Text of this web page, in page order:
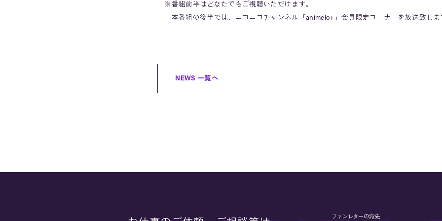
※番組前半はどなたでもご視聴いただけます。
本番組の後半では、ニコニコチャンネル「animelo+」会員限定コーナーを放送致しま
NEWS 一覧へ
ファンレターの宛先